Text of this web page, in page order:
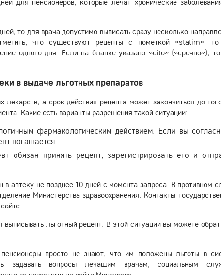
то для врача допустимо выписать сразу несколько
что существуют рецепты с пометкой «statim», то
одного дня. Если на бланке указано «cito» («срочно»),
в выдаче льготных препаратов
лекарств, а срок действия рецепта может закончиться до
Какие есть варианты разрешения такой ситуации:
фармакологическим действием. Если вы
погашается.
обязан принять рецепт, зарегистрировать его и
аптеку не позднее 10 дней с момента запроса. В противном
Министерства здравоохранения. Контакты
льготный рецепт. В этой ситуации вы можете
просто не знают, что им положены льготы в
задавать вопросы лечащим врачам, социальным